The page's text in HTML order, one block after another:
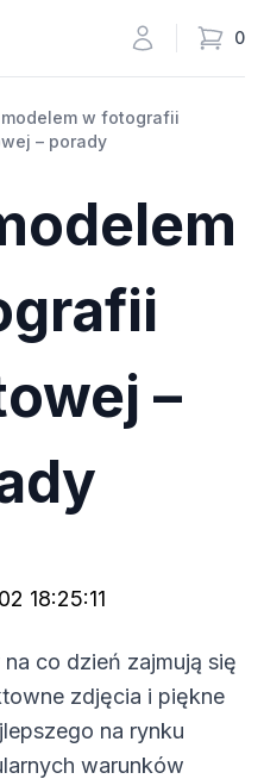
0
modelem w fotografii
– porady
–
18:25:11
co dzień zajmują się
zdjęcia i piękne
na rynku
warunków